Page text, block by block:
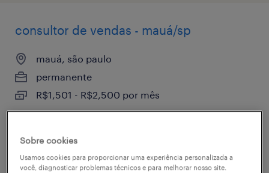
consultor de vendas - mauá/sp
mauá, são paulo
permanente
R$1,501 - R$2,500 por mês
vaga postada em 25 junho 2026
Sobre cookies
Usamos cookies para proporcionar uma experiência personalizada a
você, diagnosticar problemas técnicos e para melhorar nosso site.